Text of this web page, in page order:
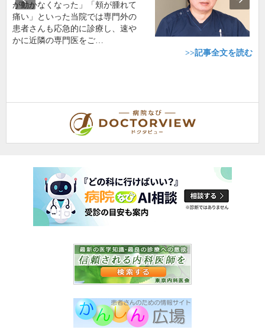
が動かなくなった」「頬が腫れて
痛い」といった当院では専門外の
患者さんも応急的に診療し、速や
かに近隣の専門医をご…
>>記事全文を読む